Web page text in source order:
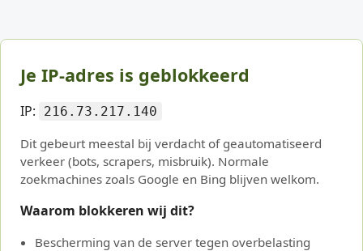
Je IP-adres is geblokkeerd
IP: 216.73.217.140
Dit gebeurt meestal bij verdacht of geautomatiseerd
verkeer (bots, scrapers, misbruik). Normale
zoekmachines zoals Google en Bing blijven welkom.
Waarom blokkeren wij dit?
Bescherming van de server tegen overbelasting